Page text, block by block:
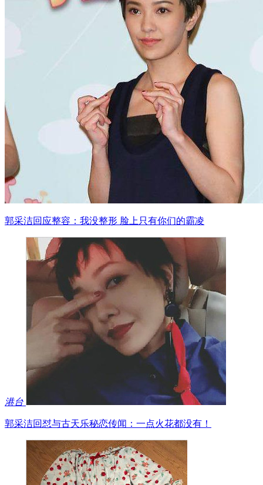
郭采洁回应整容：我没整形 脸上只有你们的霸凌
港台
郭采洁回怼与古天乐秘恋传闻：一点火花都没有！